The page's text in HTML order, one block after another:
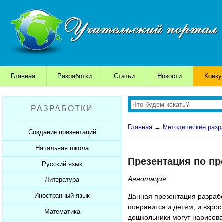
Главная Разработки Статьи Новости
РАЗРАБОТКИ
Создание презентаций
Шаблоны для презентаций
Советы начинающим
Советы дедушки
К презентации...
Начальная школа
Уроки
Презентации
Мультимедийные тесты
Печатные тесты
Русский язык
Уроки
Презентации
Мультимедийные тесты
Литература
Уроки
Презентации
Иностранный язык
Уроки
Математика
Главная → Методические
Презентация по
Аннотация:
Данная презентация
понравится и детям, и
дошкольники могут